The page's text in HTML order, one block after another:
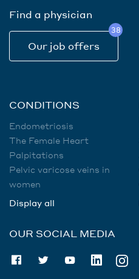
Find a physician
Our job offers
38
CONDITIONS
Endometriosis
The Female Heart
Palpitations
Pelvic varicose veins in
women
Display all
OUR SOCIAL MEDIA